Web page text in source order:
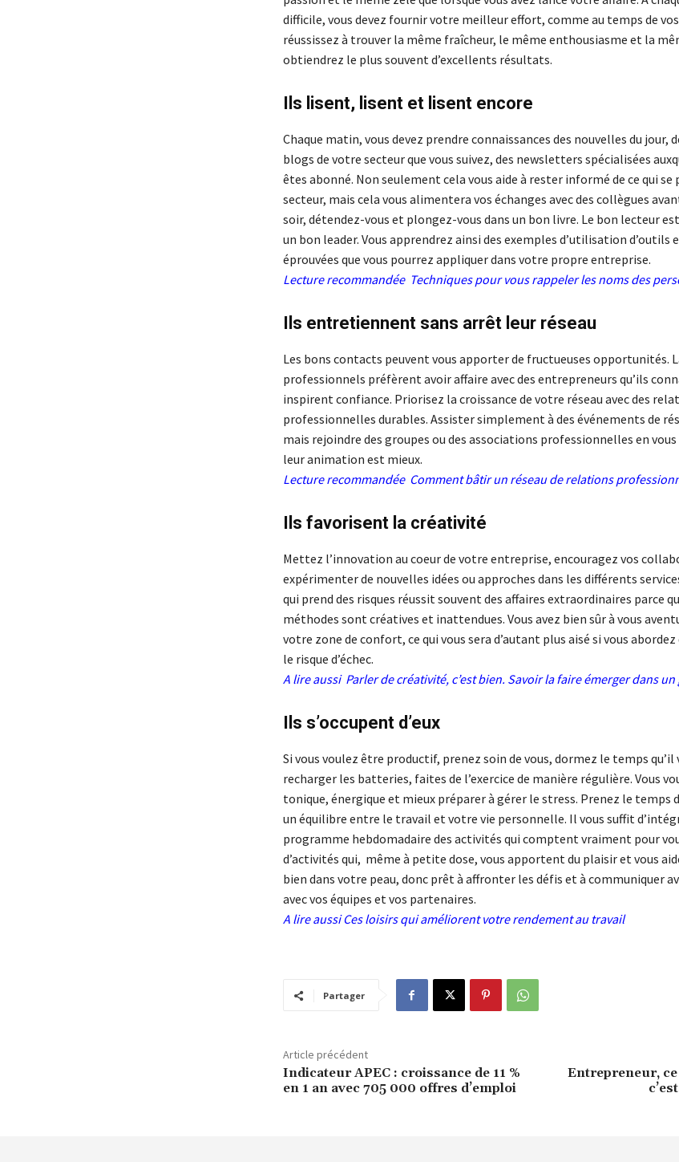
difficile, vous devez fournir votre meilleur effort, comme au temps de
réussissez à trouver la même fraîcheur, le même enthousiasme et la
obtiendrez le plus souvent d’excellents résultats.
Ils lisent, lisent et lisent encore
Chaque matin, vous devez prendre connaissances des nouvelles du jour,
blogs de votre secteur que vous suivez, des newsletters spécialisées
êtes abonné. Non seulement cela vous aide à rester informé de ce qui se
secteur, mais cela vous alimentera vos échanges avec des collègues
soir, détendez-vous et plongez-vous dans un bon livre. Le bon lecteur
un bon leader. Vous apprendrez ainsi des exemples d’utilisation d’outils
éprouvées que vous pourrez appliquer dans votre propre entreprise.
Lecture recommandée Techniques pour vous rappeler les noms des
Ils entretiennent sans arrêt leur réseau
Les bons contacts peuvent vous apporter de fructueuses opportunités.
professionnels préfèrent avoir affaire avec des entrepreneurs qu’ils
inspirent confiance. Priorisez la croissance de votre réseau avec des
professionnelles durables. Assister simplement à des événements de
mais rejoindre des groupes ou des associations professionnelles en
leur animation est mieux.
Lecture recommandée Comment bâtir un réseau de relations
Ils favorisent la créativité
Mettez l’innovation au coeur de votre entreprise, encouragez vos
expérimenter de nouvelles idées ou approches dans les différents
qui prend des risques réussit souvent des affaires extraordinaires parce
méthodes sont créatives et inattendues. Vous avez bien sûr à vous
votre zone de confort, ce qui vous sera d’autant plus aisé si vous
le risque d’échec.
A lire aussi Parler de créativité, c’est bien. Savoir la faire émerger dans un
Ils s’occupent d’eux
Si vous voulez être productif, prenez soin de vous, dormez le temps
recharger les batteries, faites de l’exercice de manière régulière. Vous
tonique, énergique et mieux préparer à gérer le stress. Prenez le temps
un équilibre entre le travail et votre vie personnelle. Il vous suffit
programme hebdomadaire des activités qui comptent vraiment pour
d’activités qui, même à petite dose, vous apportent du plaisir et vous
bien dans votre peau, donc prêt à affronter les défis et à communiquer
avec vos équipes et vos partenaires.
A lire aussiCes loisirs qui améliorent votre rendement au travail
Partager
Article précédent
Indicateur APEC : croissance de 11 %
en 1 an avec 705 000 offres d’emploi
Entrepreneur, ce